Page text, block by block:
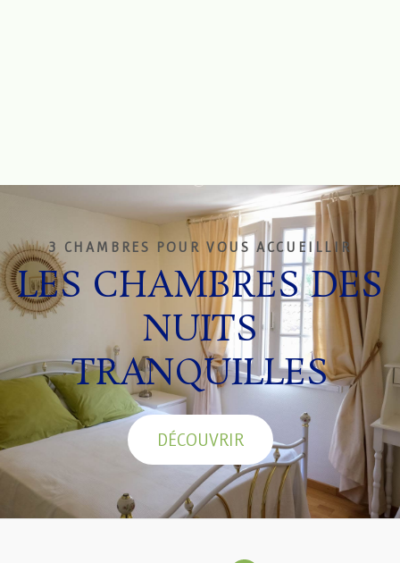
3 CHAMBRES POUR VOUS ACCUEILLIR
LES CHAMBRES DES
NUITS
TRANQUILLES
DÉCOUVRIR